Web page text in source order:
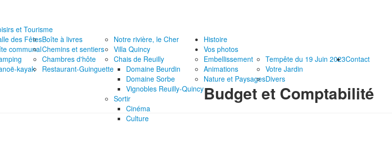
et Tourisme
des Fêtes
communal
kayak
Boîte à livres
Chemins et sentiers
Chambres d'hôte
Restaurant-Guinguette
Notre rivière, le Cher
Villa Quincy
Chais de Reuilly
Domaine Beurdin
Domaine Sorbe
Vignobles Reuilly-Quincy
Sortir
Cinéma
Culture
Histoire
Vos photos
Embellissement
Animations
Nature et Paysages
Tempête du 19 Juin 2023
Votre Jardin
Divers
Contact
Budget et Comptabilité